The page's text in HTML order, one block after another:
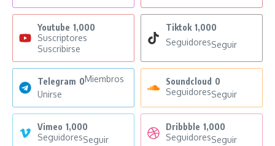
Youtube 1,000
Suscriptores
Suscribirse
Tiktok 1,000
SeguidoresSeguir
Telegram 0Miembros
Unirse
Soundcloud 0
SeguidoresSeguir
Vimeo 1,000
SeguidoresSeguir
Dribbble 1,000
SeguidoresSeguir